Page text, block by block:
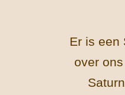
Er is een
over